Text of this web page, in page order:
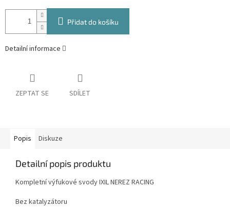
Přidat do košíku
Detailní informace
ZEPTAT SE SDÍLET
Popis Diskuze
Detailní popis produktu
Kompletní výfukové svody IXIL NEREZ RACING
Bez katalyzátoru